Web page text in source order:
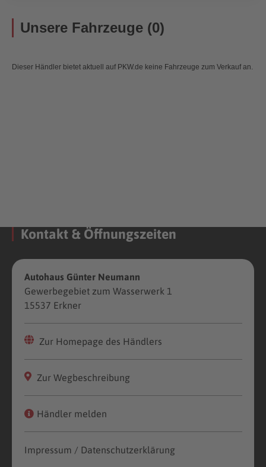
Unsere Fahrzeuge (0)
Dieser Händler bietet aktuell auf PKW.de keine Fahrzeuge zum Verkauf an.
Kontakt & Öffnungszeiten
Autohaus Günter Neumann
Gewerbegebiet zum Wasserwerk 1
15537 Erkner
Zur Homepage des Händlers
Zur Wegbeschreibung
Händler melden
Impressum / Datenschutzerklärung